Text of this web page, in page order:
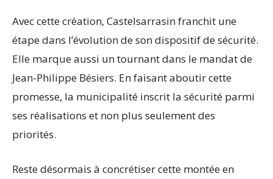
Avec cette création, Castelsarrasin franchit une
étape dans l’évolution de son dispositif de sécurité.
Elle marque aussi un tournant dans le mandat de
Jean-Philippe Bésiers. En faisant aboutir cette
promesse, la municipalité inscrit la sécurité parmi
ses réalisations et non plus seulement des
priorités.
Reste désormais à concrétiser cette montée en